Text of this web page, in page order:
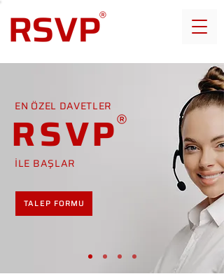
EN ÖZEL DAVETLER
RSVP
İLE BAŞLAR
TALEP FORMU